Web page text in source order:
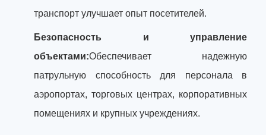
транспорт улучшает опыт посетителей.
Безопасность и управление
объектами:Обеспечивает надежную
патрульную способность для персонала в
аэропортах, торговых центрах, корпоративных
помещениях и крупных учреждениях.